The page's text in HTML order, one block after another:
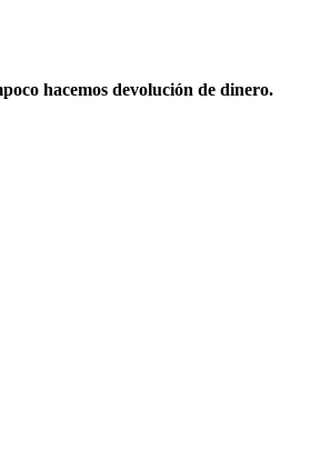
hacemos devolución de dinero.